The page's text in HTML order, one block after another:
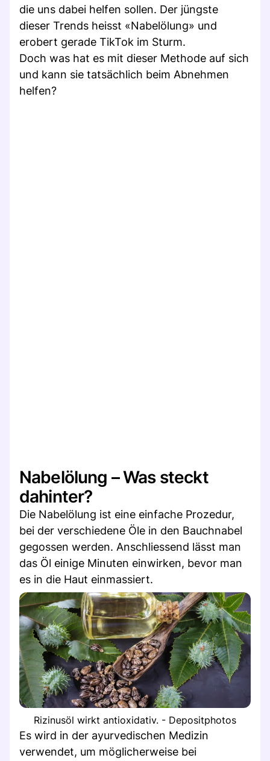
die uns dabei helfen sollen. Der jüngste
dieser Trends heisst «Nabelölung» und
erobert gerade TikTok im Sturm.
Doch was hat es mit dieser Methode auf sich
und kann sie tatsächlich beim Abnehmen
helfen?
Nabelölung – Was steckt
dahinter?
Die Nabelölung ist eine einfache Prozedur,
bei der verschiedene Öle in den Bauchnabel
gegossen werden. Anschliessend lässt man
das Öl einige Minuten einwirken, bevor man
es in die Haut einmassiert.
Rizinusöl wirkt antioxidativ. - Depositphotos
Es wird in der ayurvedischen Medizin
verwendet, um möglicherweise bei